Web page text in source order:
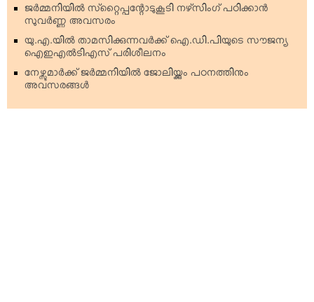
ജര്‍മ്മനിയില്‍ സ്‌റ്റൈപ്പന്റോടുകൂടി നഴ്‌സിംഗ് പഠിക്കാന്‍
സുവര്‍ണ്ണ അവസരം
യു.എ.യില്‍ താമസിക്കുന്നവര്‍ക്ക് ഐ.ഡി.പിയുടെ സൗജന്യ
ഐഇഎല്‍ടിഎസ് പരിശീലനം
നേഴ്സുമാര്‍ക്ക് ജര്‍മ്മനിയില്‍ ജോലിയ്ക്കും പഠനത്തിനും
അവസരങ്ങള്‍